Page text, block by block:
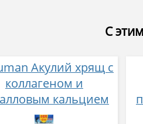
С
Акулий хрящ с
коллагеном и
кальцием
№ 180